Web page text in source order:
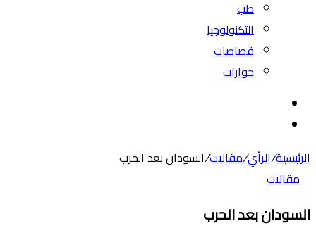
طب
التكنولوجيا
قصاصات
حوارات
المظلم
الرئيسية/الرأي/مقالات/السودان بعد الحرب
مقالات
السودان بعد الحرب